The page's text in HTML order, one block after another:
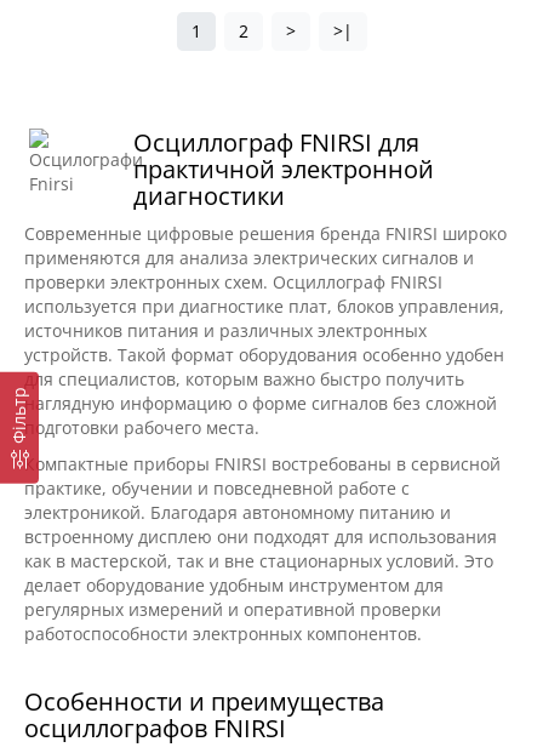
Фільтр
1 2 > >|
Осциллограф FNIRSI для
практичной электронной
диагностики
Современные цифровые решения бренда FNIRSI широко
применяются для анализа электрических сигналов и
проверки электронных схем. Осциллограф FNIRSI
используется при диагностике плат, блоков управления,
источников питания и различных электронных
устройств. Такой формат оборудования особенно удобен
для специалистов, которым важно быстро получить
наглядную информацию о форме сигналов без сложной
подготовки рабочего места.
Компактные приборы FNIRSI востребованы в сервисной
практике, обучении и повседневной работе с
электроникой. Благодаря автономному питанию и
встроенному дисплею они подходят для использования
как в мастерской, так и вне стационарных условий. Это
делает оборудование удобным инструментом для
регулярных измерений и оперативной проверки
работоспособности электронных компонентов.
Особенности и преимущества
осциллографов FNIRSI